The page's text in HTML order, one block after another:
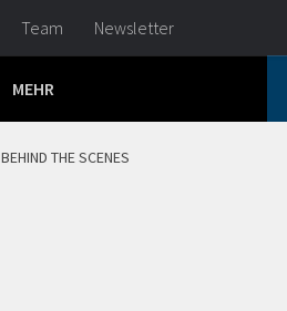
Team Newsletter
MEHR
BEHIND THE SCENES